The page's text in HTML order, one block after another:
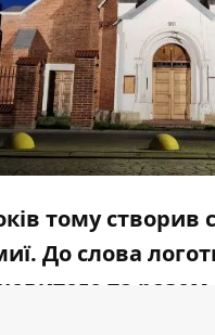
тому створив
До слова
та